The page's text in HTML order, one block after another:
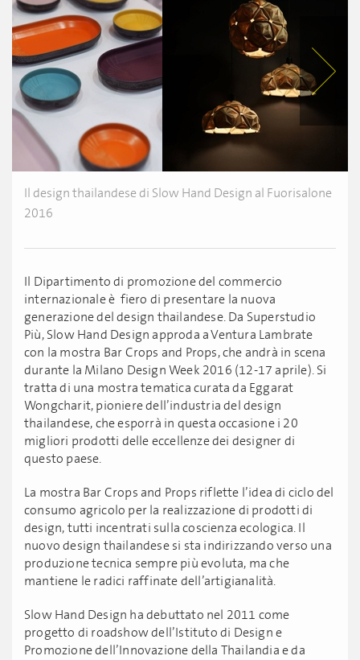
Il design thailandese di Slow Hand Design al Fuorisalone
2016
Il Dipartimento di promozione del commercio
internazionale è fiero di presentare la nuova
generazione del design thailandese. Da Superstudio
Più, Slow Hand Design approda a Ventura Lambrate
con la mostra Bar Crops and Props, che andrà in scena
durante la Milano Design Week 2016 (12-17 aprile). Si
tratta di una mostra tematica curata da Eggarat
Wongcharit, pioniere dell’industria del design
thailandese, che esporrà in questa occasione i 20
migliori prodotti delle eccellenze dei designer di
questo paese.
La mostra Bar Crops and Props riflette l’idea di ciclo del
consumo agricolo per la realizzazione di prodotti di
design, tutti incentrati sulla coscienza ecologica. Il
nuovo design thailandese si sta indirizzando verso una
produzione tecnica sempre più evoluta, ma che
mantiene le radici raffinate dell’artigianalità.
Slow Hand Design ha debuttato nel 2011 come
progetto di roadshow dell’Istituto di Design e
Promozione dell’Innovazione della Thailandia e da